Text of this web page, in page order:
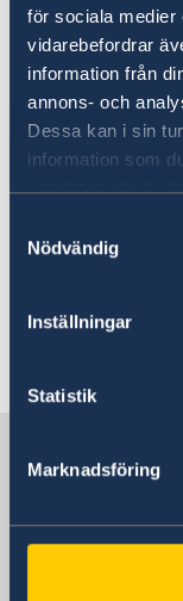
för sociala medier
vidarebefordrar
information från
annons- och
Dessa kan i sin
information som
samlat in när du
Nödvändig
Inställningar
Statistik
Marknadsföring
Covid-19:
än ett år.
fortfarande
Azerbajdzjan
Stor
undvikas.
identifiera
Sverige i
Sveriges